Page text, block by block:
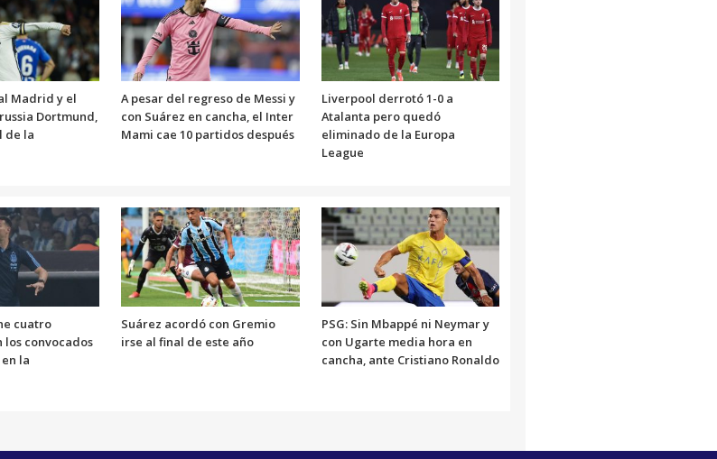
Madrid y el
Dortmund,
de la
A pesar del regreso de Messi y
con Suárez en cancha, el Inter
Mami cae 10 partidos después
Liverpool derrotó 1-0 a
Atalanta pero quedó
eliminado de la Europa
League
cuatro
los convocados
la
Suárez acordó con Gremio
irse al final de este año
PSG: Sin Mbappé ni Neymar y
con Ugarte media hora en
cancha, ante Cristiano Ronaldo